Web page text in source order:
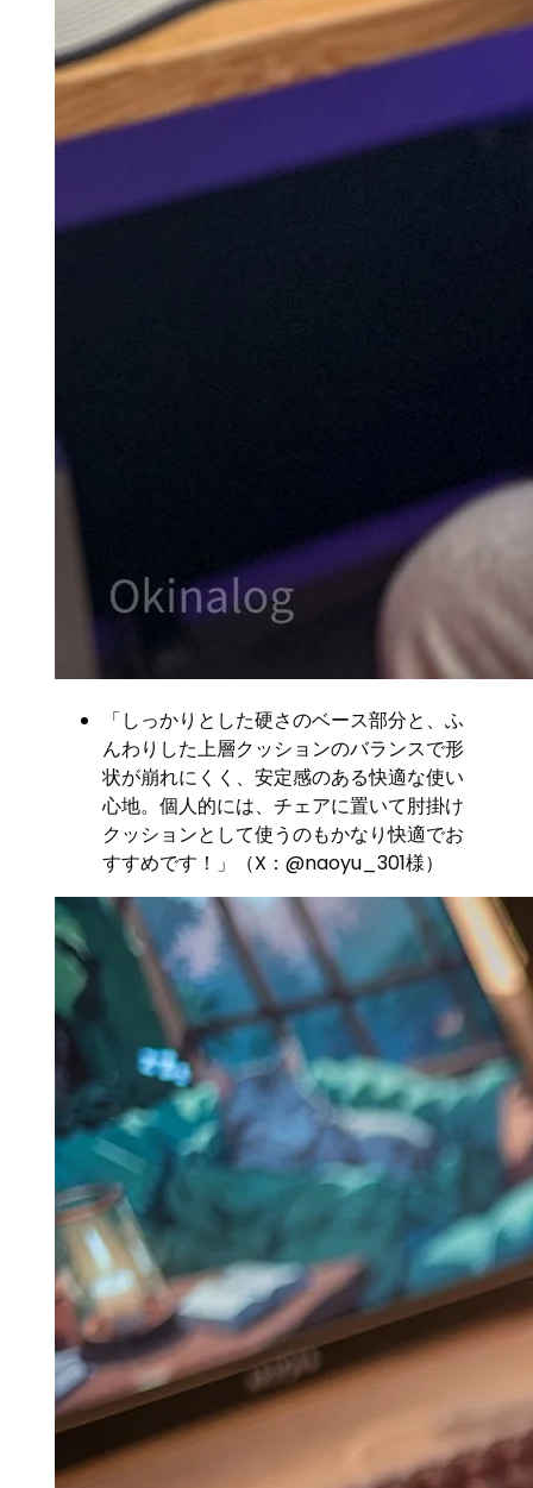
「しっかりとした硬さのベース部分と、ふ
んわりした上層クッションのバランスで形
状が崩れにくく、安定感のある快適な使い
心地。個人的には、チェアに置いて肘掛け
クッションとして使うのもかなり快適でお
すすめです！」（X：@naoyu_301様）